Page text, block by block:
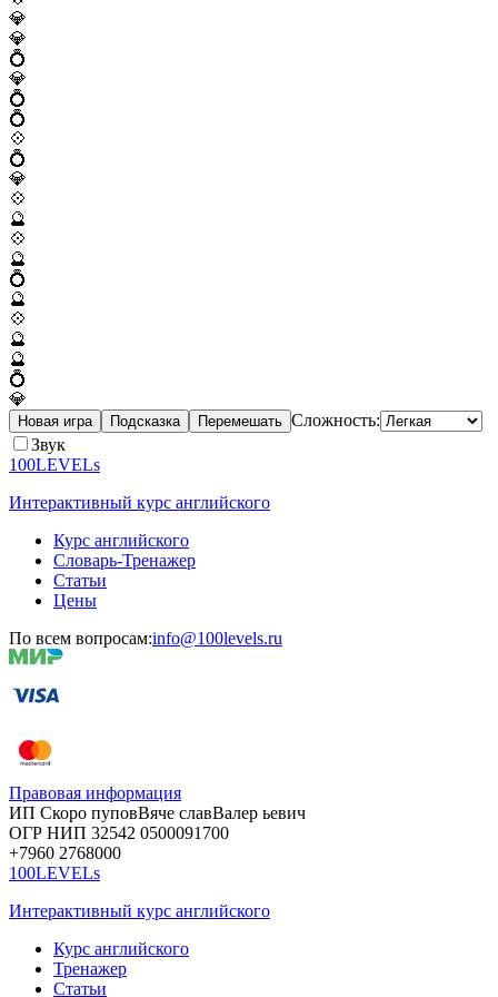
💎
💎
💍
💎
💍
💍
💠
💍
💎
💠
🔮
💠
🔮
💍
🔮
💠
🔮
🔮
💍
💎
Новая игра Подсказка Перемешать Сложность:
Звук
100LEVELs
Интерактивный курс английского
Курс английского
Словарь-Тренажер
Статьи
Цены
По всем вопросам:info@100levels.ru
Правовая информация
ИП Скоро пуповВяче славВалер ьевич
ОГР НИП 32542 0500091700
+7960 2768000
100LEVELs
Интерактивный курс английского
Курс английского
Тренажер
Статьи